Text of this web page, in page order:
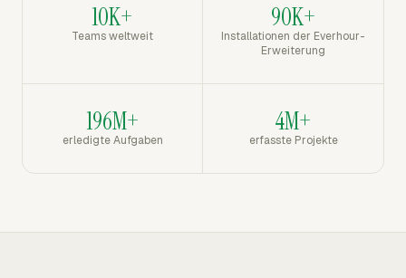
10K+
Teams weltweit
90K+
Installationen der Everhour-
Erweiterung
196M+
erledigte Aufgaben
4M+
erfasste Projekte